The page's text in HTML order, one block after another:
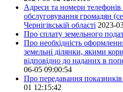
Адреси та номери телефонів
обслуговування громадян
Чернігівській області 2023-
Про сплату земельного
Про необхідність
земельні ділянки, якими
відповідно до наданих в
06-05 09:00:54
Про передавання
01 12:15:42